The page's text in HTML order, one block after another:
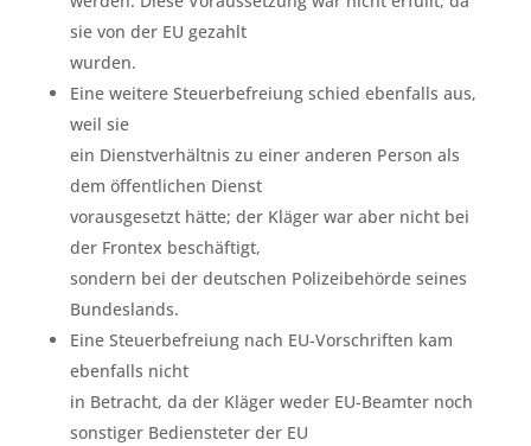
sie von der EU gezahlt
wurden.
Eine weitere Steuerbefreiung schied ebenfalls aus,
weil sie
ein Dienstverhältnis zu einer anderen Person als
dem öffentlichen Dienst
vorausgesetzt hätte; der Kläger war aber nicht bei
der Frontex beschäftigt,
sondern bei der deutschen Polizeibehörde seines
Bundeslands.
Eine Steuerbefreiung nach EU-Vorschriften kam
ebenfalls nicht
in Betracht, da der Kläger weder EU-Beamter noch
sonstiger Bediensteter der EU